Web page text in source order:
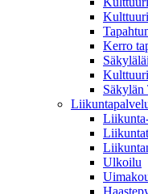
Kerro
Säkylän
Ulkoilu